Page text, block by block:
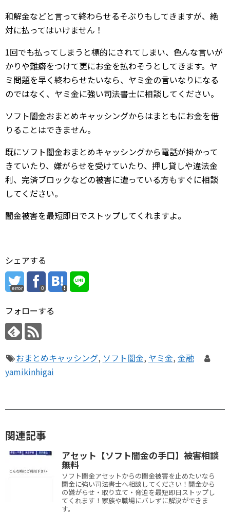
和解金などと言って終わらせるそぶりもしてきますが、絶
対に払ってはいけません！
1回でも払ってしまうと標的にされてしまい、色んな言いが
かりや難癖をつけて更にお金を払わそうとしてきます。ヤ
ミ問題を早く終わらせたいなら、ヤミ金の言いなりになる
のではなく、ヤミ金に強い司法書士に相談してください。
ソフト闇金おまとめキャッシングからはまともにお金を借
りることはできません。
既にソフト闇金おまとめキャッシングから電話が掛かって
きていたり、嫌がらせを受けていたり、押し貸しや違法金
利、完済ブロックなどの被害に遭っている方もすぐに相談
してください。
闇金被害を最短即日でストップしてくれますよ。
シェアする
error 0
フォローする
おまとめキャッシング, ソフト闇金, ヤミ金, 金融
yamikinhigai
関連記事
アセット【ソフト闇金の手口】被害相談
無料
ソフト闇金アセットからの闇金被害を止めたいなら
闇金に強い司法書士へ相談してください！闇金から
の嫌がらせ・取り立て・脅迫を最短即日ストップし
てくれます！家族や職場にバレずに解決ができま
す。